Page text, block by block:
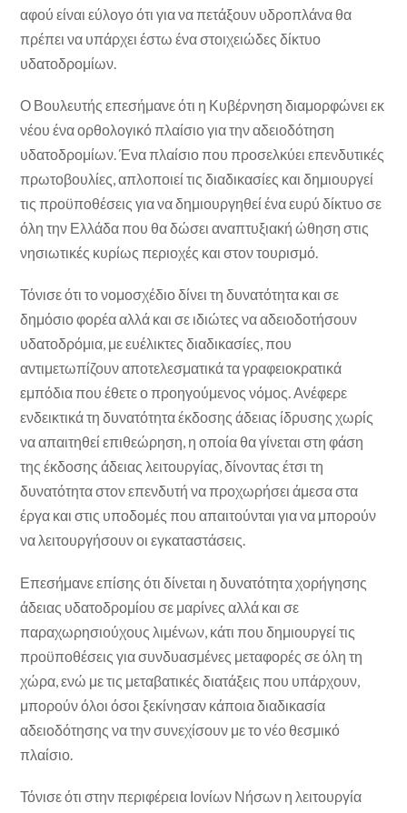
αφού είναι εύλογο ότι για να πετάξουν υδροπλάνα θα
πρέπει να υπάρχει έστω ένα στοιχειώδες δίκτυο
υδατοδρομίων.
Ο Βουλευτής επεσήμανε ότι η Κυβέρνηση διαμορφώνει εκ
νέου ένα ορθολογικό πλαίσιο για την αδειοδότηση
υδατοδρομίων. Ένα πλαίσιο που προσελκύει επενδυτικές
πρωτοβουλίες, απλοποιεί τις διαδικασίες και δημιουργεί
τις προϋποθέσεις για να δημιουργηθεί ένα ευρύ δίκτυο σε
όλη την Ελλάδα που θα δώσει αναπτυξιακή ώθηση στις
νησιωτικές κυρίως περιοχές και στον τουρισμό.
Τόνισε ότι το νομοσχέδιο δίνει τη δυνατότητα και σε
δημόσιο φορέα αλλά και σε ιδιώτες να αδειοδοτήσουν
υδατοδρόμια, με ευέλικτες διαδικασίες, που
αντιμετωπίζουν αποτελεσματικά τα γραφειοκρατικά
εμπόδια που έθετε ο προηγούμενος νόμος. Ανέφερε
ενδεικτικά τη δυνατότητα έκδοσης άδειας ίδρυσης χωρίς
να απαιτηθεί επιθεώρηση, η οποία θα γίνεται στη φάση
της έκδοσης άδειας λειτουργίας, δίνοντας έτσι τη
δυνατότητα στον επενδυτή να προχωρήσει άμεσα στα
έργα και στις υποδομές που απαιτούνται για να μπορούν
να λειτουργήσουν οι εγκαταστάσεις.
Επεσήμανε επίσης ότι δίνεται η δυνατότητα χορήγησης
άδειας υδατοδρομίου σε μαρίνες αλλά και σε
παραχωρησιούχους λιμένων, κάτι που δημιουργεί τις
προϋποθέσεις για συνδυασμένες μεταφορές σε όλη τη
χώρα, ενώ με τις μεταβατικές διατάξεις που υπάρχουν,
μπορούν όλοι όσοι ξεκίνησαν κάποια διαδικασία
αδειοδότησης να την συνεχίσουν με το νέο θεσμικό
πλαίσιο.
Τόνισε ότι στην περιφέρεια Ιονίων Νήσων η λειτουργία